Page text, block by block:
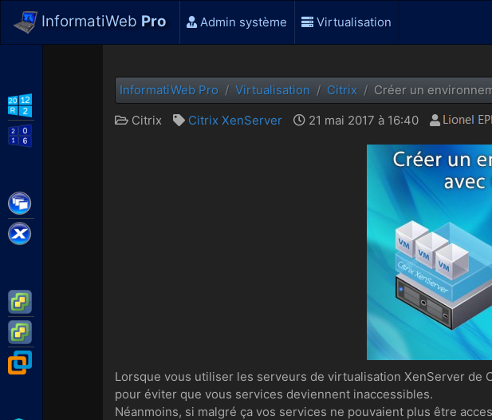
InformatiWeb Pro Admin système Virtualisation
InformatiWeb Pro Virtualisation Citrix
Créer un
Citrix
Citrix XenServer 21 mai 2017 à 16:40
Lorsque vous utiliser les serveurs de virtualisation XenServer de
pour éviter que vous services deviennent inaccessibles.
Néanmoins, si malgré ça vos services ne pouvaient plus être